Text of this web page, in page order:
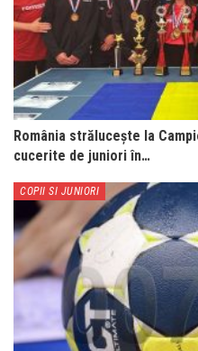
România strălucește la
cucerite de juniori în…
COPII SI JUNIORI